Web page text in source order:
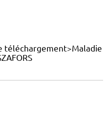
téléchargement>Maladie